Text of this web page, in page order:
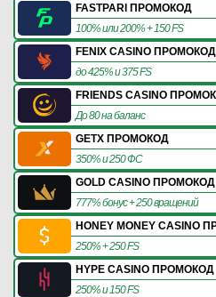
FASTPARI ПРОМОКОД
100% или 200% + 150 FS
FENIX CASINO ПРОМОКОД
до 425% и 375 FS
FRIENDS CASINO
До 80 на баланс
GETX ПРОМОКОД
350% и 250 ФС
GOLD CASINO ПРОМОКОД
777% бонус + 250 вращений
HONEY MONEY CASINO
250% + 250 FS
HYPE CASINO ПРОМОКОД
250% и 150 FS